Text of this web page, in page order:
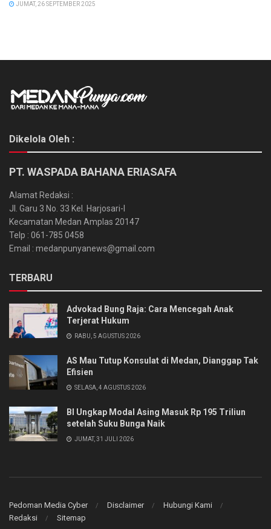
JUMAT, 26 SEPTEMBER 2025
Dikelola Oleh :
PT. WASPADA BAHANA ERIASAFA
Alamat Redaksi :
Jl. Garu 3 No. 33 Kel. Harjosari-I
Kecamatan Medan Amplas 20147
Telp : 061-785 0458
Email : medanpunyanews@gmail.com
TERBARU
Advokad Bung Raja: Cara Mencegah Anak
Terjerat Hukum
RABU, 5 AGUSTUS 2026
AS Mau Tutup Konsulat di Medan, Dianggap Tak
Efisien
SELASA, 4 AGUSTUS 2026
BI Ungkap Modal Asing Masuk Rp 195 Triliun
setelah Suku Bunga Naik
JUMAT, 31 JULI 2026
Pedoman Media Cyber Disclaimer
Hubungi Kami
Redaksi
Sitemap